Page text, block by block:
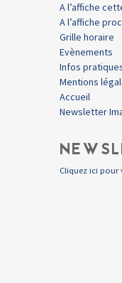
A l’affiche
A l’affiche
Grille horaire
Evènements
Infos
Mentions
Accueil
Newsletter
Cliquez ici pour